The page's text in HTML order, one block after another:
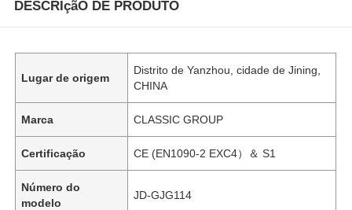
DESCRIçãO DE PRODUTO
Lugar de origem
Distrito de Yanzhou, cidade de Jining,
CHINA
Marca CLASSIC GROUP
Certificação CE (EN1090-2 EXC4）＆ S1
Número do
modelo
JD-GJG114